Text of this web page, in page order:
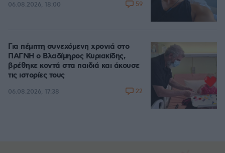
06.08.2026, 18:00 59
Για πέμπτη συνεχόμενη χρονιά στο
ΠΑΓΝΗ ο Βλαδίμηρος Κυριακίδης,
βρέθηκε κοντά στα παιδιά και άκουσε
τις ιστορίες τους
06.08.2026, 17:38 22